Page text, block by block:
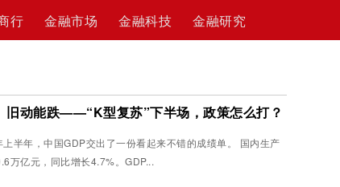
行 金融市场 金融科技 金融研究
旧动能跌——“K型复苏”下半场，政策怎么打？
半年，中国GDP交出了一份看起来不错的成绩单。 国内生产
万亿元，同比增长4.7%。GDP...